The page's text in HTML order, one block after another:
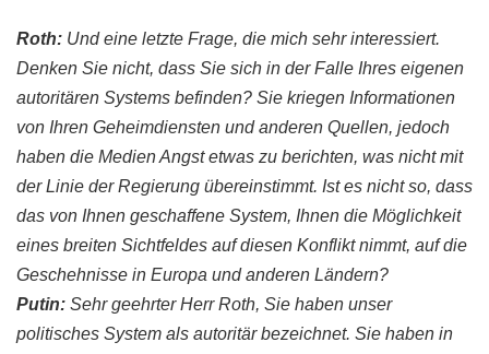
Roth: Und eine letzte Frage, die mich sehr interessiert.
Denken Sie nicht, dass Sie sich in der Falle Ihres eigenen
autoritären Systems befinden? Sie kriegen Informationen
von Ihren Geheimdiensten und anderen Quellen, jedoch
haben die Medien Angst etwas zu berichten, was nicht mit
der Linie der Regierung übereinstimmt. Ist es nicht so, dass
das von Ihnen geschaffene System, Ihnen die Möglichkeit
eines breiten Sichtfeldes auf diesen Konflikt nimmt, auf die
Geschehnisse in Europa und anderen Ländern?
Putin: Sehr geehrter HerrRoth, Sie haben unser
politisches System als autoritärbezeichnet. Sie haben in